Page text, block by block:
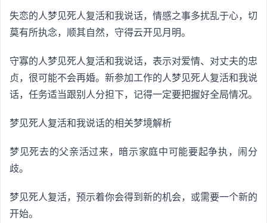
失恋的人梦见死人复活和我说话，情感之事多扰乱于心，切
莫有所执念，顺其自然，守得云开见月明。
守寡的人梦见死人复活和我说话，表示对爱情、对丈夫的忠
贞，很可能不会再婚。新参加工作的人梦见死人复活和我说
话，任务适当跟别人分担下，记得一定要把握好全局情况。
梦见死人复活和我说话的相关梦境解析
梦见死去的父亲活过来，暗示家庭中可能要起争执，闹分
歧。
梦见死人复活，预示着你会得到新的机会，或需要一个新的
开始。